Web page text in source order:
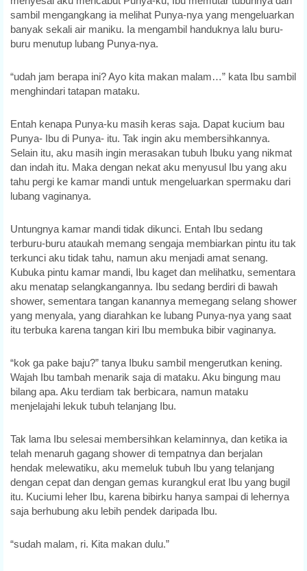
sambil mengangkang ia melihat Punya-nya yang mengeluarkan
banyak sekali air maniku. Ia mengambil handuknya lalu buru-
buru menutup lubang Punya-nya.
“udah jam berapa ini? Ayo kita makan malam…” kata Ibu sambil
menghindari tatapan mataku.
Entah kenapa Punya-ku masih keras saja. Dapat kucium bau
Punya- Ibu di Punya- itu. Tak ingin aku membersihkannya.
Selain itu, aku masih ingin merasakan tubuh Ibuku yang nikmat
dan indah itu. Maka dengan nekat aku menyusul Ibu yang aku
tahu pergi ke kamar mandi untuk mengeluarkan spermaku dari
lubang vaginanya.
Untungnya kamar mandi tidak dikunci. Entah Ibu sedang
terburu-buru ataukah memang sengaja membiarkan pintu itu tak
terkunci aku tidak tahu, namun aku menjadi amat senang.
Kubuka pintu kamar mandi, Ibu kaget dan melihatku, sementara
aku menatap selangkangannya. Ibu sedang berdiri di bawah
shower, sementara tangan kanannya memegang selang shower
yang menyala, yang diarahkan ke lubang Punya-nya yang saat
itu terbuka karena tangan kiri Ibu membuka bibir vaginanya.
“kok ga pake baju?” tanya Ibuku sambil mengerutkan kening.
Wajah Ibu tambah menarik saja di mataku. Aku bingung mau
bilang apa. Aku terdiam tak berbicara, namun mataku
menjelajahi lekuk tubuh telanjang Ibu.
Tak lama Ibu selesai membersihkan kelaminnya, dan ketika ia
telah menaruh gagang shower di tempatnya dan berjalan
hendak melewatiku, aku memeluk tubuh Ibu yang telanjang
dengan cepat dan dengan gemas kurangkul erat Ibu yang bugil
itu. Kuciumi leher Ibu, karena bibirku hanya sampai di lehernya
saja berhubung aku lebih pendek daripada Ibu.
“sudah malam, ri. Kita makan dulu.”